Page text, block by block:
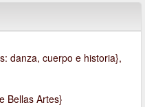
danza, cuerpo e historia},
Bellas Artes}